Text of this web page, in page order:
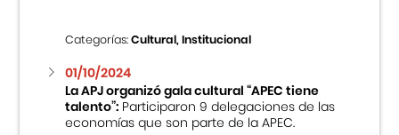
Categorías:Cultural, Institucional
01/10/2024
La APJ organizó gala cultural “APEC tiene
talento”:Participaron 9 delegaciones de las
economías que son parte de la APEC.